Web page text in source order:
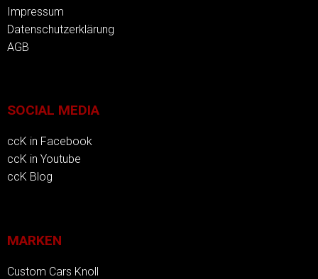
Impressum
Datenschutzerklärung
AGB
SOCIAL MEDIA
ccK in Facebook
ccK in Youtube
ccK Blog
MARKEN
Custom Cars Knoll